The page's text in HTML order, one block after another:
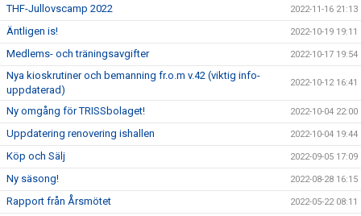
THF-Jullovscamp 2022 2022-11-16 21:13
Äntligen is! 2022-10-19 19:11
Medlems- och träningsavgifter 2022-10-17 19:54
Nya kioskrutiner och bemanning fr.o.m v.42 (viktig info-
uppdaterad)
2022-10-12 16:41
Ny omgång för TRISSbolaget! 2022-10-04 22:00
Uppdatering renovering ishallen 2022-10-04 19:44
Köp och Sälj 2022-09-05 17:09
Ny säsong! 2022-08-28 16:15
Rapport från Årsmötet 2022-05-22 08:11